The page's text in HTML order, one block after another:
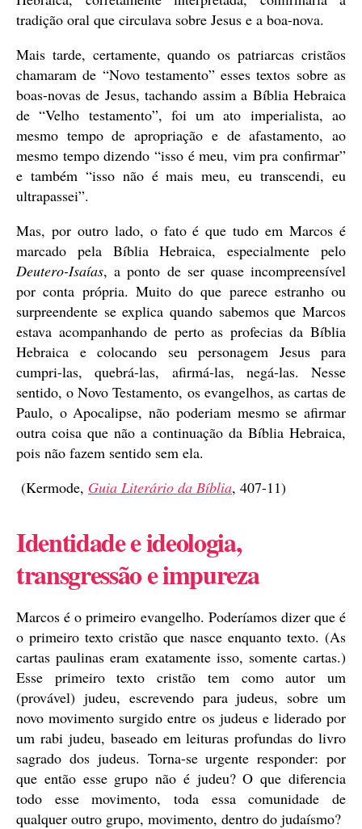
tradição oral que circulava sobre Jesus e a boa-nova.
Mais tarde, certamente, quando os patriarcas cristãos
chamaram de “Novo testamento” esses textos sobre as
boas-novas de Jesus, tachando assim a Bíblia Hebraica
de “Velho testamento”, foi um ato imperialista, ao
mesmo tempo de apropriação e de afastamento, ao
mesmo tempo dizendo “isso é meu, vim pra confirmar”
e também “isso não é mais meu, eu transcendi, eu
ultrapassei”.
Mas, por outro lado, o fato é que tudo em Marcos é
marcado pela Bíblia Hebraica, especialmente pelo
Deutero-Isaías, a ponto de ser quase incompreensível
por conta própria. Muito do que parece estranho ou
surpreendente se explica quando sabemos que Marcos
estava acompanhando de perto as profecias da Bíblia
Hebraica e colocando seu personagem Jesus para
cumpri-las, quebrá-las, afirmá-las, negá-las. Nesse
sentido, o Novo Testamento, os evangelhos, as cartas de
Paulo, o Apocalipse, não poderiam mesmo se afirmar
outra coisa que não a continuação da Bíblia Hebraica,
pois não fazem sentido sem ela.
(Kermode, Guia Literário da Bíblia, 407-11)
Identidade e ideologia,
transgressão e impureza
Marcos é o primeiro evangelho. Poderíamos dizer que é
o primeiro texto cristão que nasce enquanto texto. (As
cartas paulinas eram exatamente isso, somente cartas.)
Esse primeiro texto cristão tem como autor um
(provável) judeu, escrevendo para judeus, sobre um
novo movimento surgido entre os judeus e liderado por
um rabi judeu, baseado em leituras profundas do livro
sagrado dos judeus. Torna-se urgente responder: por
que então esse grupo não é judeu? O que diferencia
todo esse movimento, toda essa comunidade de
qualquer outro grupo, movimento, dentro do judaísmo?